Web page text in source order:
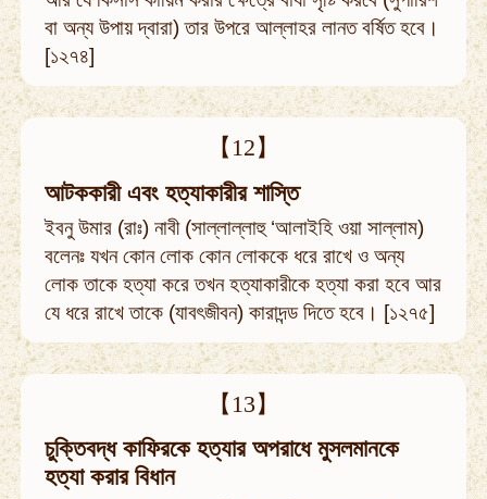
বা অন্য উপায় দ্বারা) তার উপরে আল্লাহর লানত বর্ষিত হবে।
[১২৭৪]
【12】
আটককারী এবং হত্যাকারীর শাস্তি
ইবনু উমার (রাঃ) নাবী (সাল্লাল্লাহু ‘আলাইহি ওয়া সাল্লাম)
বলেনঃ যখন কোন লোক কোন লোককে ধরে রাখে ও অন্য
লোক তাকে হত্যা করে তখন হত্যাকারীকে হত্যা করা হবে আর
যে ধরে রাখে তাকে (যাবৎজীবন) কারাদন্ড দিতে হবে। [১২৭৫]
【13】
চুক্তিবদ্ধ কাফিরকে হত্যার অপরাধে মুসলমানকে
হত্যা করার বিধান